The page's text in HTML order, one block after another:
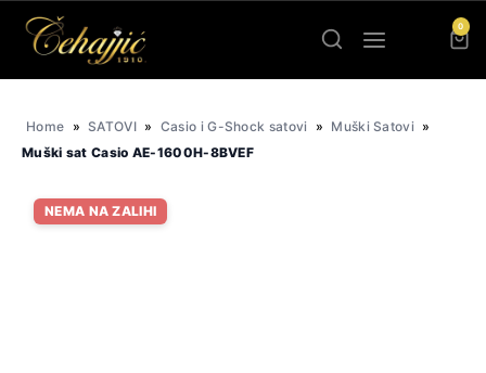
0
Home » SATOVI » Casio i G-Shock satovi » Muški Satovi »
Muški sat Casio AE-1600H-8BVEF
NEMA NA ZALIHI